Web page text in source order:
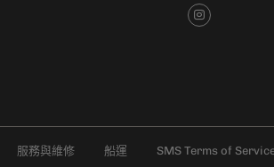
服務與維修 船運 SMS Terms of